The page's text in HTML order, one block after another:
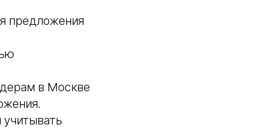
предложения
в Москве